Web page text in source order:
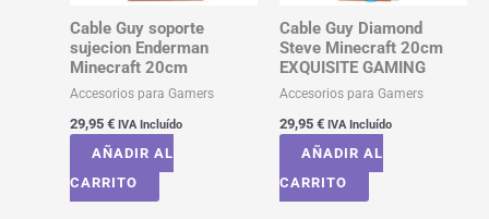
Cable Guy soporte
sujecion Enderman
Minecraft 20cm
Accesorios para Gamers
29,95 € IVA Incluído
AÑADIR AL
CARRITO
Cable Guy Diamond
Steve Minecraft 20cm
EXQUISITE GAMING
Accesorios para Gamers
29,95 € IVA Incluído
AÑADIR AL
CARRITO